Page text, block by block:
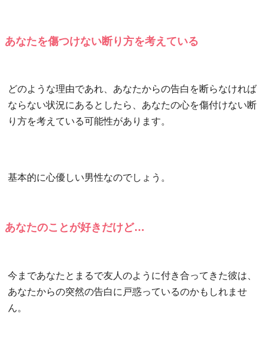
あなたを傷つけない断り方を考えている
どのような理由であれ、あなたからの告白を断らなければ
ならない状況にあるとしたら、あなたの心を傷付けない断
り方を考えている可能性があります。
基本的に心優しい男性なのでしょう。
あなたのことが好きだけど…
今まであなたとまるで友人のように付き合ってきた彼は、
あなたからの突然の告白に戸惑っているのかもしれませ
ん。